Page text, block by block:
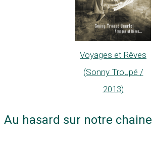
Voyages et Rêves
(Sonny Troupé /
2013)
Au hasard sur notre chaine